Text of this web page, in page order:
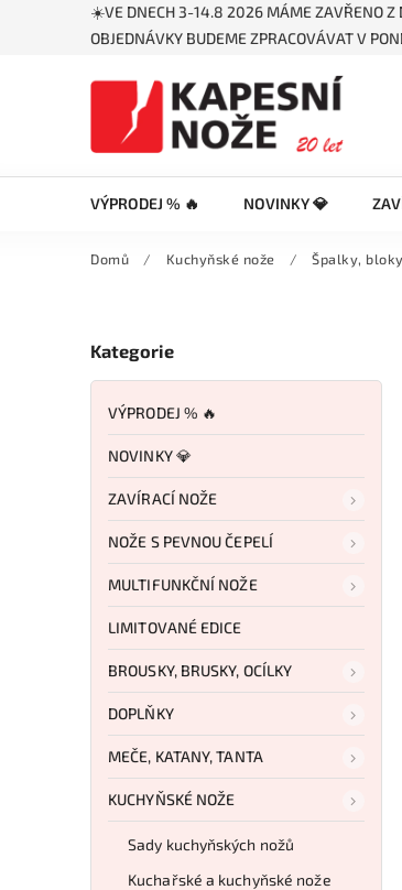
☀️VE DNECH 3-14.8 2026 MÁME ZAVŘENO Z
OBJEDNÁVKY BUDEME ZPRACOVÁVAT V
VÝPRODEJ % 🔥 NOVINKY 💎
Domů / Kuchyňské nože / Špalky,
Kategorie
VÝPRODEJ % 🔥
NOVINKY 💎
ZAVÍRACÍ NOŽE
NOŽE S PEVNOU ČEPELÍ
MULTIFUNKČNÍ NOŽE
LIMITOVANÉ EDICE
BROUSKY, BRUSKY, OCÍLKY
DOPLŇKY
MEČE, KATANY, TANTA
KUCHYŇSKÉ NOŽE
Sady kuchyňských nožů
Kuchařské a kuchyňské nože